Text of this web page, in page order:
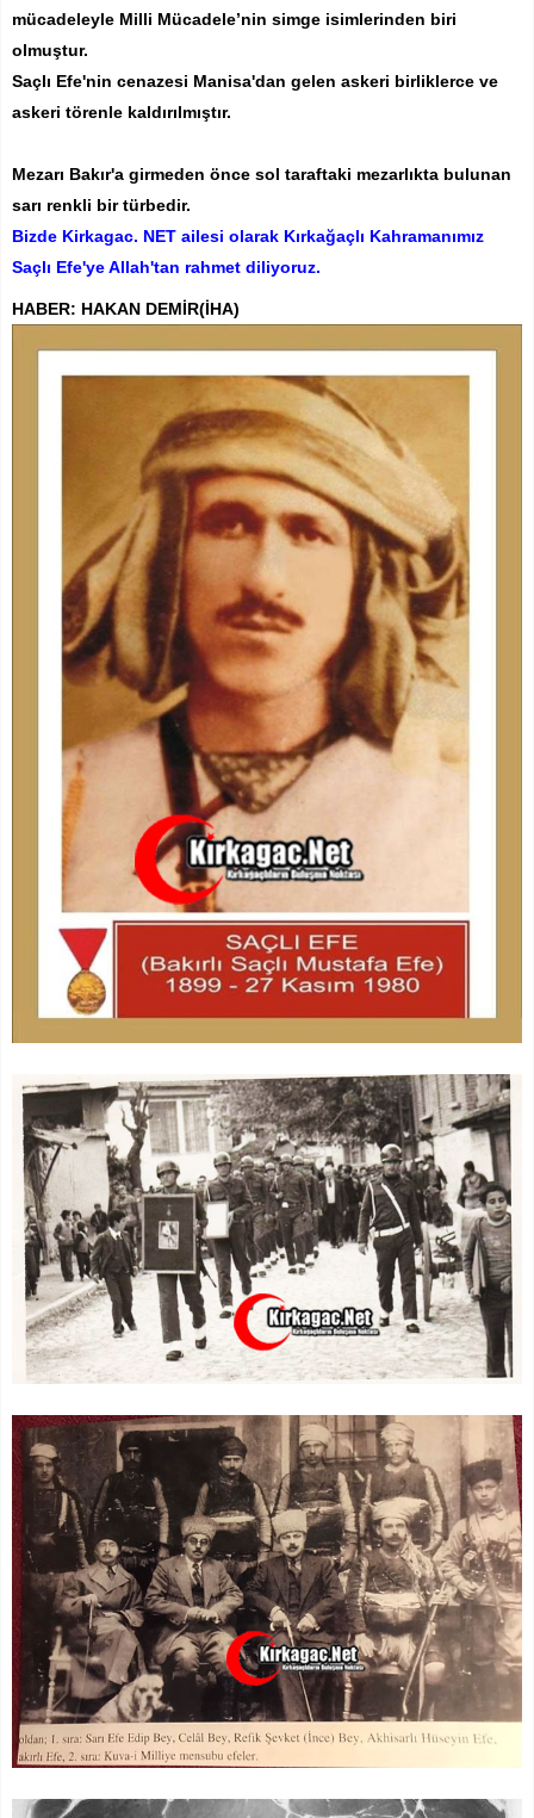
mücadeleyle Milli Mücadele’nin simge isimlerinden biri
olmuştur.
Saçlı Efe'nin cenazesi Manisa'dan gelen askeri birliklerce ve
askeri törenle kaldırılmıştır.
Mezarı Bakır'a girmeden önce sol taraftaki mezarlıkta bulunan
sarı renkli bir türbedir.
Bizde Kirkagac. NET ailesi olarak Kırkağaçlı Kahramanımız
Saçlı Efe'ye Allah'tan rahmet diliyoruz.
HABER: HAKAN DEMİR(İHA)